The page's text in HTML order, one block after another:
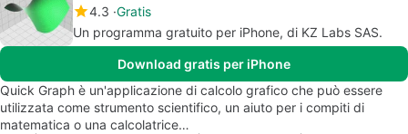
4.3 Gratis
Un programma gratuito per iPhone, di KZ Labs SAS.
Download gratis per iPhone
Quick Graph è un'applicazione di calcolo grafico che può essere
utilizzata come strumento scientifico, un aiuto per i compiti di
matematica o una calcolatrice…